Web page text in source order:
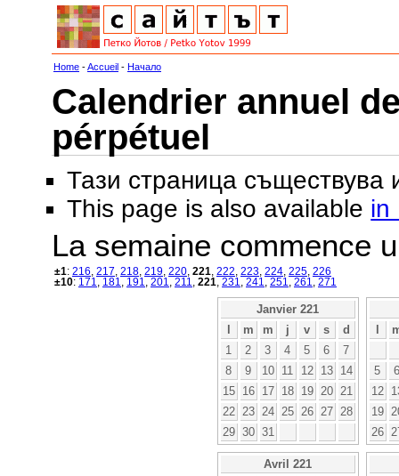
Home -Accueil - Начало
Calendrier annuel
pérpétuel
Тази страница съществува
This page is also available in
La semaine commence
±1: 216 217 218 219 220 221 222 223 224 225 226
±10: 171 181 191 201 211 221 231 241 251 261 271
Janvier 221
l
m m j v s
d
1
2 3 4 5 6
7
8
9 10 11 12 13
14
15
16 17 18 19 20
21
22
23 24 25 26 27
28
29 30 31
l
5
6
12
19
26
Avril 221